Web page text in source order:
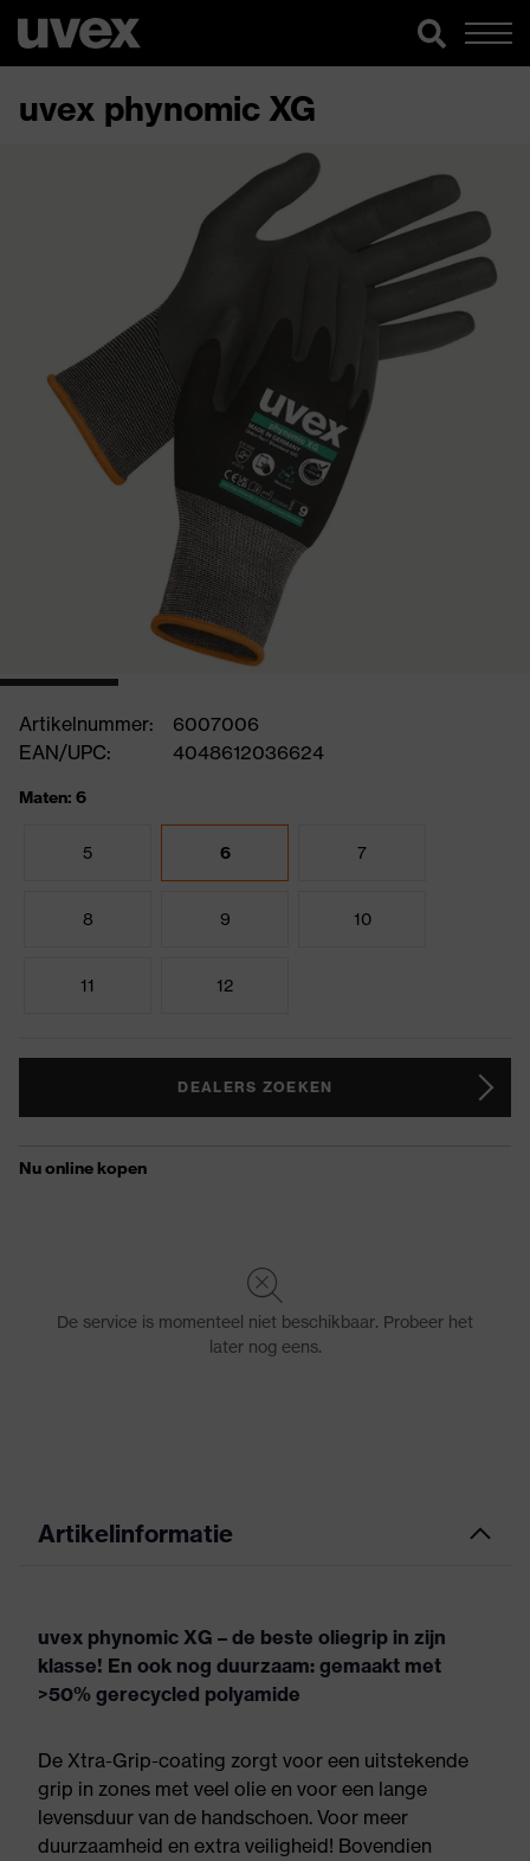
uvex phynomic XG
Artikelnummer:
6007006
EAN/UPC:
4048612036624
Maten: 6
5 6 7
8 9 10
11 12
DEALERS ZOEKEN
Artikelinformatie
uvex phynomic XG – de beste oliegrip in zijn
klasse! En ook nog duurzaam: gemaakt met
>50% gerecycled polyamide
De Xtra-Grip-coating zorgt voor een uitstekende
grip in zones met veel olie en voor een lange
levensduur van de handschoen. Voor meer
duurzaamheid en extra veiligheid! Bovendien